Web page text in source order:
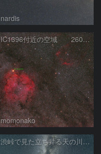
nardis
IC1396付近の空域 260720
momonako
渋峠で見た立ち昇る天の川銀河